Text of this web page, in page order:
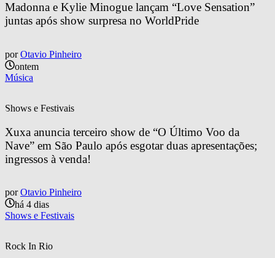
Madonna e Kylie Minogue lançam “Love Sensation”
juntas após show surpresa no WorldPride
por Otavio Pinheiro
ontem
Música
Shows e Festivais
Xuxa anuncia terceiro show de “O Último Voo da
Nave” em São Paulo após esgotar duas apresentações;
ingressos à venda!
por Otavio Pinheiro
há 4 dias
Shows e Festivais
Rock In Rio